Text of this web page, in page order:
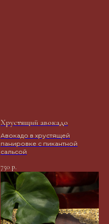
Хрустящий авокадо
Авокадо в хрустящей
панировке с пикантной
сальсой
750 р.